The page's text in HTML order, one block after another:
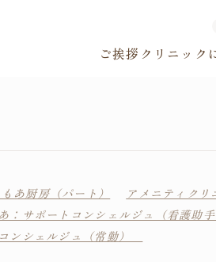
ご挨拶 クリニック
あ厨房（パート）
アメニティクリ
：サポートコンシェルジュ（看護助
ンシェルジュ（常勤）